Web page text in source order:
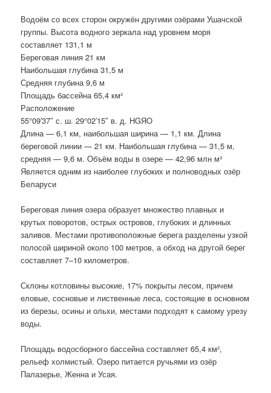
Водоём со всех сторон окружён другими озёрами Ушачской
группы. Высота водного зеркала над уровнем моря
составляет 131,1 м
Береговая линия 21 км
Наибольшая глубина 31,5 м
Средняя глубина 9,6 м
Площадь бассейна 65,4 км²
Расположение
55°09′37″ с. ш. 29°02′15″ в. д. HGЯO
Длина — 6,1 км, наибольшая ширина — 1,1 км. Длина
береговой линии — 21 км. Наибольшая глубина — 31,5 м,
средняя — 9,6 м. Объём воды в озере — 42,96 млн м³
Является одним из наиболее глубоких и полноводных озёр
Беларуси
Береговая линия озера образует множество плавных и
крутых поворотов, острых островов, глубоких и длинных
заливов. Местами противоположные берега разделены узкой
полосой шириной около 100 метров, а обход на другой берег
составляет 7–10 километров.
Склоны котловины высокие, 17% покрыты лесом, причем
еловые, сосновые и лиственные леса, состоящие в основном
из березы, осины и ольхи, местами подходят к самому урезу
воды.
Площадь водосборного бассейна составляет 65,4 км²,
рельеф холмистый. Озеро питается ручьями из озёр
Палазерье, Женна и Усая.